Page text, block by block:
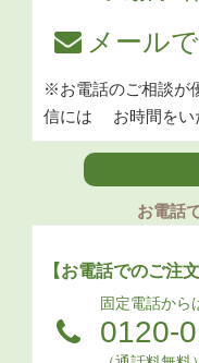
メール
※お電話のご相談が
信には お時間をい
お電話
【お電話でのご注
固定電話から
0120-